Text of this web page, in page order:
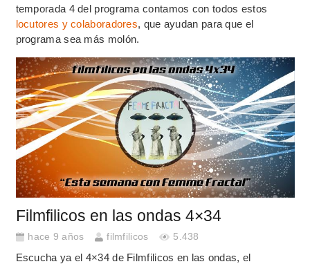
temporada 4 del programa contamos con todos estos
locutores y colaboradores, que ayudan para que el
programa sea más molón.
Filmfilicos en las ondas 4×34
hace 9 años filmfilicos 5.438
Escucha ya el 4×34 de Filmfilicos en las ondas, el